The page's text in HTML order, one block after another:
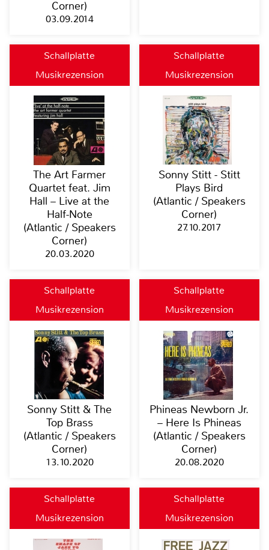
Corner)
03.09.2014
Schallplatte
Musikrezension
The Art Farmer
Quartet feat. Jim
Hall – Live at the
Half-Note
(Atlantic / Speakers
Corner)
20.03.2020
Schallplatte
Musikrezension
Sonny Stitt - Stitt
Plays Bird
(Atlantic / Speakers
Corner)
27.10.2017
Schallplatte
Musikrezension
Sonny Stitt & The
Top Brass
(Atlantic / Speakers
Corner)
13.10.2020
Schallplatte
Musikrezension
Phineas Newborn Jr.
– Here Is Phineas
(Atlantic / Speakers
Corner)
20.08.2020
Schallplatte
Musikrezension
Schallplatte
Musikrezension